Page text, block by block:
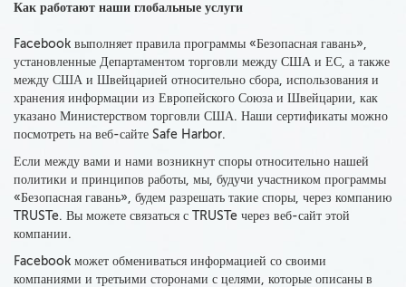
Как работают наши глобальные услуги
Facebook выполняет правила программы «Безопасная гавань»,
установленные Департаментом торговли между США и ЕС, а также
между США и Швейцарией относительно сбора, использования и
хранения информации из Европейского Союза и Швейцарии, как
указано Министерством торговли США. Наши сертификаты можно
посмотреть на веб-сайте Safe Harbor.
Если между вами и нами возникнут споры относительно нашей
политики и принципов работы, мы, будучи участником программы
«Безопасная гавань», будем разрешать такие споры, через компанию
TRUSTe. Вы можете связаться с TRUSTe через веб-сайт этой
компании.
Facebook может обмениваться информацией со своими
компаниями и третьими сторонами с целями, которые описаны в